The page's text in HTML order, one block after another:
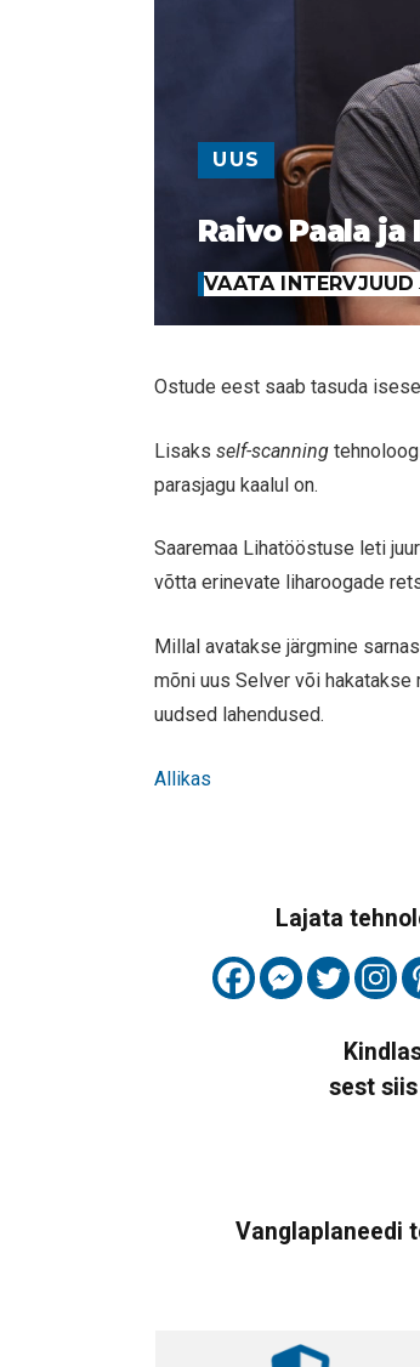
UUS
Raivo Paala
VAATA INTERVJUUD
Ostude eest saab tasuda
Lisaksself-scanning
parasjagu kaalul on.
Saaremaa Lihatööstuse leti
võtta erinevate liharoogade
Millal avatakse järgmine
mõni uus Selver või
uudsed lahendused.
Allikas
Lajata
sest
Vanglaplaneedi